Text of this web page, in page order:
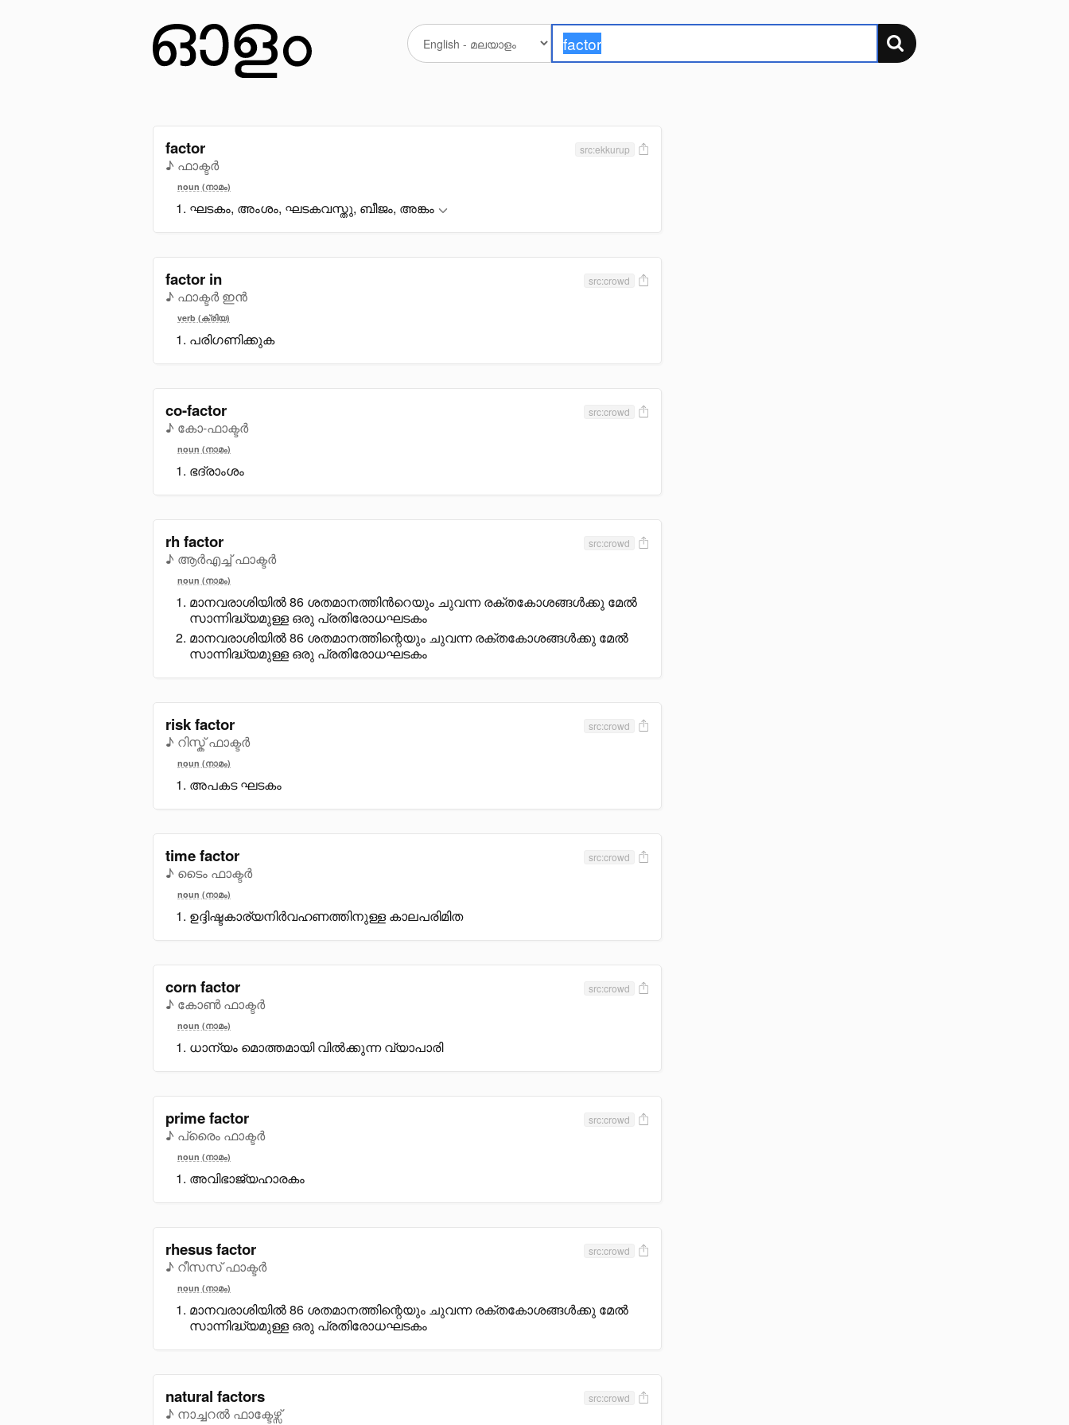
factor
♪ ഫാക്ടർ
src:ekkurup
noun (നാമം)
ഘടകം, അംശം, ഘടകവസ്തു, ബീജം, അങ്കം
factor in
♪ ഫാക്ടർ ഇൻ
src:crowd
verb (ക്രിയ)
പരിഗണിക്കുക
co-factor
♪ കോ-ഫാക്ടർ
src:crowd
noun (നാമം)
ഭദ്രാംശം
rh factor
♪ ആർഎച്ച് ഫാക്ടർ
src:crowd
noun (നാമം)
മാനവരാശിയിൽ 86 ശതമാനത്തിൻറെയും ചുവന്ന രക്തകോശങ്ങൾക്കു മേൽ
സാന്നിദ്ധ്യമുള്ള ഒരു പ്രതിരോധഘടകം
മാനവരാശിയിൽ 86 ശതമാനത്തിന്റെയും ചുവന്ന രക്തകോശങ്ങൾക്കു മേൽ
സാന്നിദ്ധ്യമുള്ള ഒരു പ്രതിരോധഘടകം
risk factor
♪ റിസ്ക് ഫാക്ടർ
src:crowd
noun (നാമം)
അപകട ഘടകം
time factor
♪ ടൈം ഫാക്ടർ
src:crowd
noun (നാമം)
ഉദ്ദിഷ്ടകാര്യനിർവഹണത്തിനുള്ള കാലപരിമിത
corn factor
♪ കോൺ ഫാക്ടർ
src:crowd
noun (നാമം)
ധാന്യം മൊത്തമായി വിൽക്കുന്ന വ്യാപാരി
prime factor
♪ പ്രൈം ഫാക്ടർ
src:crowd
noun (നാമം)
അവിഭാജ്യഹാരകം
rhesus factor
♪ റീസസ് ഫാക്ടർ
src:crowd
noun (നാമം)
മാനവരാശിയിൽ 86 ശതമാനത്തിന്റെയും ചുവന്ന രക്തകോശങ്ങൾക്കു മേൽ
സാന്നിദ്ധ്യമുള്ള ഒരു പ്രതിരോധഘടകം
natural factors
♪ നാച്ചറൽ ഫാക്ടേഴ്സ്
src:crowd